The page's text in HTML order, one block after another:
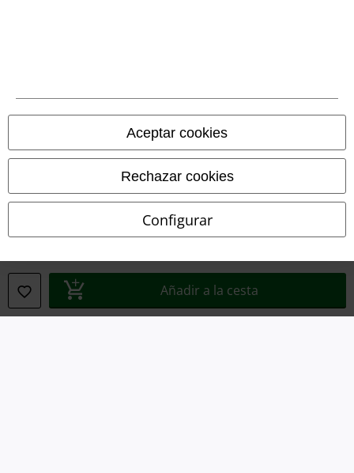
Aceptar cookies
Rechazar cookies
Configurar
Añadir a la cesta
Ley protección de datos
Eliminación de residuos y protección del medioambiente
Declaración de Conformidad
Información sobre accesibilidad
Cancelar pedido